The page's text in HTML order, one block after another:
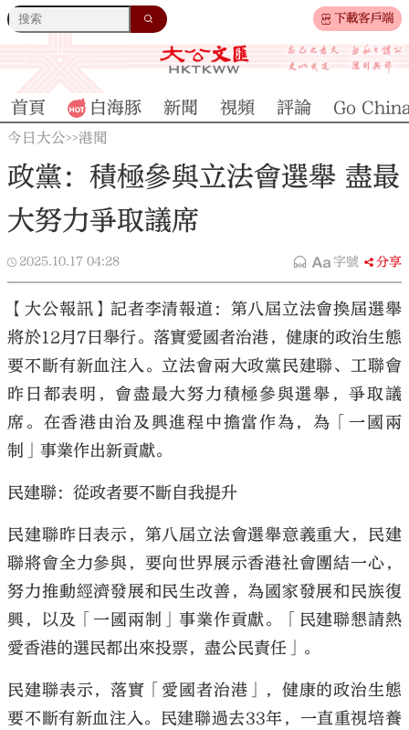
下載客戶端
大公文匯
首頁 白海豚 新聞 視頻 評論 Go
今日大公>>港聞
政黨：積極參與立法會選舉 盡最
大努力爭取議席
2025.10.17 04:28 字號 分享
【大公報訊】記者李清報道：第八屆立法會換屆選舉
將於12月7日舉行。落實愛國者治港，健康的政治生態
要不斷有新血注入。立法會兩大政黨民建聯、工聯會
昨日都表明，會盡最大努力積極參與選舉，爭取議
席。在香港由治及興進程中擔當作為，為「一國兩
制」事業作出新貢獻。
民建聯：從政者要不斷自我提升
民建聯昨日表示，第八屆立法會選舉意義重大，民建
聯將會全力參與，要向世界展示香港社會團結一心，
努力推動經濟發展和民生改善，為國家發展和民族復
興，以及「一國兩制」事業作貢獻。「民建聯懇請熱
愛香港的選民都出來投票，盡公民責任」。
民建聯表示，落實「愛國者治港」，健康的政治生態
要不斷有新血注入。民建聯過去33年，一直重視培養